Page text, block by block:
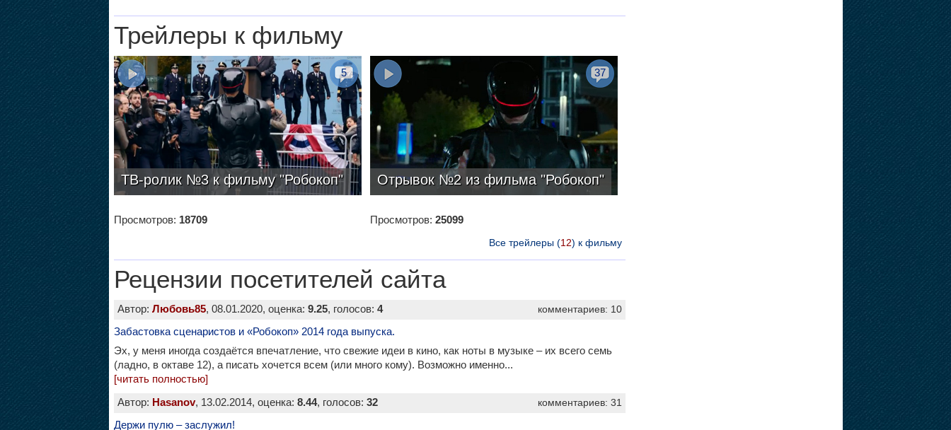
Трейлеры к фильму
ТВ-ролик №3 к фильму "Робокоп"
5
Просмотров: 18709
Отрывок №2 из фильма "Робокоп"
37
Просмотров: 25099
Все трейлеры (12) к фильму
Рецензии посетителей сайта
Автор: Любовь85, 08.01.2020, оценка: 9.25, голосов: 4 комментариев: 10
Забастовка сценаристов и «Робокоп» 2014 года выпуска.
Эх, у меня иногда создаётся впечатление, что свежие идеи в кино, как ноты в музыке – их всего семь
(ладно, в октаве 12), а писать хочется всем (или много кому). Возможно именно...
[читать полностью]
Автор: Hasanov, 13.02.2014, оценка: 8.44, голосов: 32 комментариев: 31
Держи пулю – заслужил!